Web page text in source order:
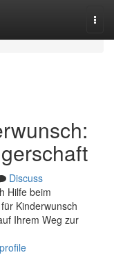
Discuss
Hilfe beim
Kinderwunsch
Ihrem Weg zur